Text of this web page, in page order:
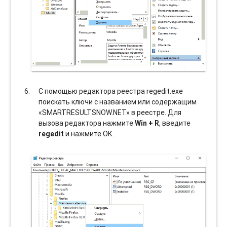
С помощью редактора реестра regedit.exe
поискать ключи с названием или содержащим
«SMARTRESULTSNOW.NET» в реестре. Для
вызова редактора нажмитеWin + R, введите
regedit и нажмите ОК.